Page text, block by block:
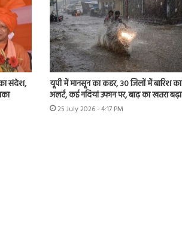
का संदेश,
यूपी में मानसून का कहर, 30 जिलों में बारिश का
अलर्ट, कई नदियां उफान पर, बाढ़ का खतरा बढ़ा
25 July 2026 - 4:17 PM